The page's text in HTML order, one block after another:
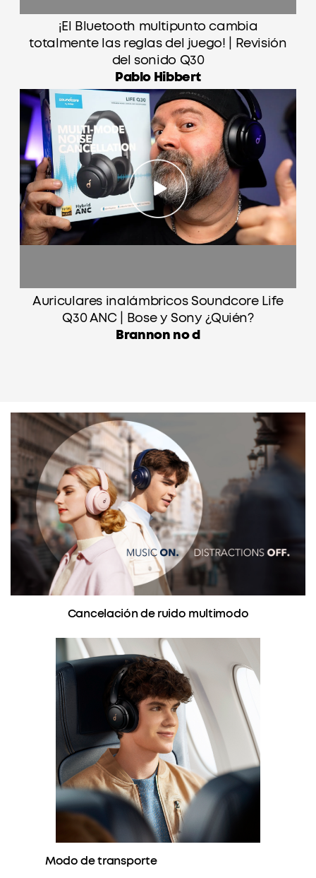
¡El Bluetooth multipunto cambia
totalmente las reglas del juego! | Revisión
del sonido Q30
Pablo Hibbert
Auriculares inalámbricos Soundcore Life
Q30 ANC | Bose y Sony ¿Quién?
Brannon no d
Cancelación de ruido multimodo
Modo de transporte